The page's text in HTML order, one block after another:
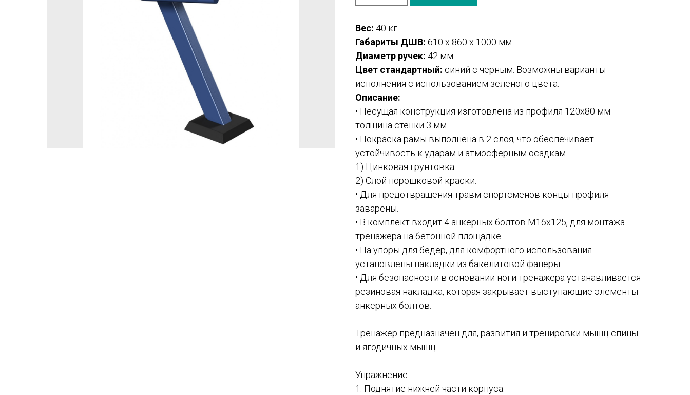
Вес: 40 кг
Габариты ДШВ: 610 х 860 х 1000 мм
Диаметр ручек: 42 мм
Цвет стандартный: синий с черным. Возможны варианты
исполнения с использованием зеленого цвета.
Описание:
• Несущая конструкция изготовлена из профиля 120х80 мм
толщина стенки 3 мм.
• Покраска рамы выполнена в 2 слоя, что обеспечивает
устойчивость к ударам и атмосферным осадкам.
1) Цинковая грунтовка.
2) Слой порошковой краски.
• Для предотвращения травм спортсменов концы профиля
заварены.
• В комплект входит 4 анкерных болтов М16х125, для монтажа
тренажера на бетонной площадке.
• На упоры для бедер, для комфортного использования
установлены накладки из бакелитовой фанеры.
• Для безопасности в основании ноги тренажера устанавливается
резиновая накладка, которая закрывает выступающие элементы
анкерных болтов.
Тренажер предназначен для, развития и тренировки мышц спины
и ягодичных мышц.
Упражнение:
1. Поднятие нижней части корпуса.